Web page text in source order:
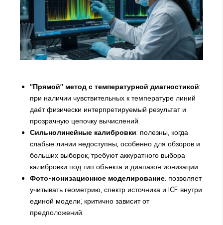
"Прямой" метод с температурной диагностикой:
при наличии чувствительных к температуре линий
даёт физически интерпретируемый результат и
прозрачную цепочку вычислений.
Сильнолинейные калибровки: полезны, когда
слабые линии недоступны, особенно для обзоров и
больших выборок; требуют аккуратного выбора
калибровки под тип объекта и диапазон ионизации.
Фото-ионизационное моделирование: позволяет
учитывать геометрию, спектр источника и ICF внутри
единой модели; критично зависит от
предположений.